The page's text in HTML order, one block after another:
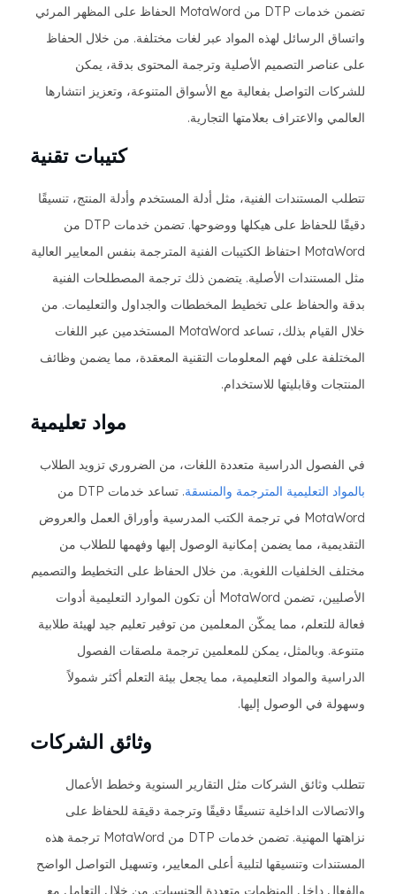
تضمن خدمات DTP من MotaWord الحفاظ على المظهر المرئي
واتساق الرسائل لهذه المواد عبر لغات مختلفة. من خلال الحفاظ
على عناصر التصميم الأصلية وترجمة المحتوى بدقة، يمكن
للشركات التواصل بفعالية مع الأسواق المتنوعة، وتعزيز انتشارها
العالمي والاعتراف بعلامتها التجارية.
كتيبات تقنية
تتطلب المستندات الفنية، مثل أدلة المستخدم وأدلة المنتج، تنسيقًا
دقيقًا للحفاظ على هيكلها ووضوحها. تضمن خدمات DTP من
MotaWord احتفاظ الكتيبات الفنية المترجمة بنفس المعايير العالية
مثل المستندات الأصلية. يتضمن ذلك ترجمة المصطلحات الفنية
بدقة والحفاظ على تخطيط المخططات والجداول والتعليمات. من
خلال القيام بذلك، تساعد MotaWord المستخدمين عبر اللغات
المختلفة على فهم المعلومات التقنية المعقدة، مما يضمن وظائف
المنتجات وقابليتها للاستخدام.
مواد تعليمية
في الفصول الدراسية متعددة اللغات، من الضروري تزويد الطلاب
بالمواد التعليمية المترجمة والمنسقة
. تساعد خدمات DTP من
MotaWord في ترجمة الكتب المدرسية وأوراق العمل والعروض
التقديمية، مما يضمن إمكانية الوصول إليها وفهمها للطلاب من
مختلف الخلفيات اللغوية. من خلال الحفاظ على التخطيط والتصميم
الأصليين، تضمن MotaWord أن تكون الموارد التعليمية أدوات
فعالة للتعلم، مما يمكّن المعلمين من توفير تعليم جيد لهيئة طلابية
متنوعة. وبالمثل، يمكن للمعلمين ترجمة ملصقات الفصول
الدراسية والمواد التعليمية، مما يجعل بيئة التعلم أكثر شمولاً
وسهولة في الوصول إليها.
وثائق الشركات
تتطلب وثائق الشركات مثل التقارير السنوية وخطط الأعمال
والاتصالات الداخلية تنسيقًا دقيقًا وترجمة دقيقة للحفاظ على
نزاهتها المهنية. تضمن خدمات DTP من MotaWord ترجمة هذه
المستندات وتنسيقها لتلبية أعلى المعايير، وتسهيل التواصل الواضح
والفعال داخل المنظمات متعددة الجنسيات. من خلال التعامل مع